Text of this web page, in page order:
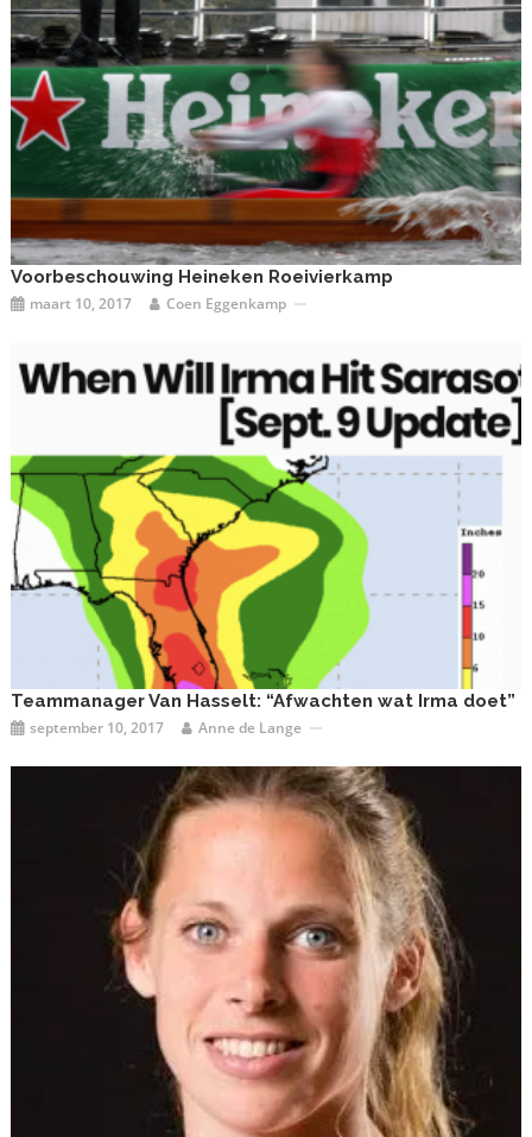
Voorbeschouwing Heineken Roeivierkamp
maart 10, 2017 Coen Eggenkamp
Teammanager Van Hasselt: “Afwachten wat Irma doet”
september 10, 2017 Anne de Lange